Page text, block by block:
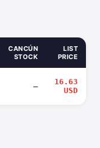
CANCÚN
STOCK
LIST
PRICE
—
16.63
USD